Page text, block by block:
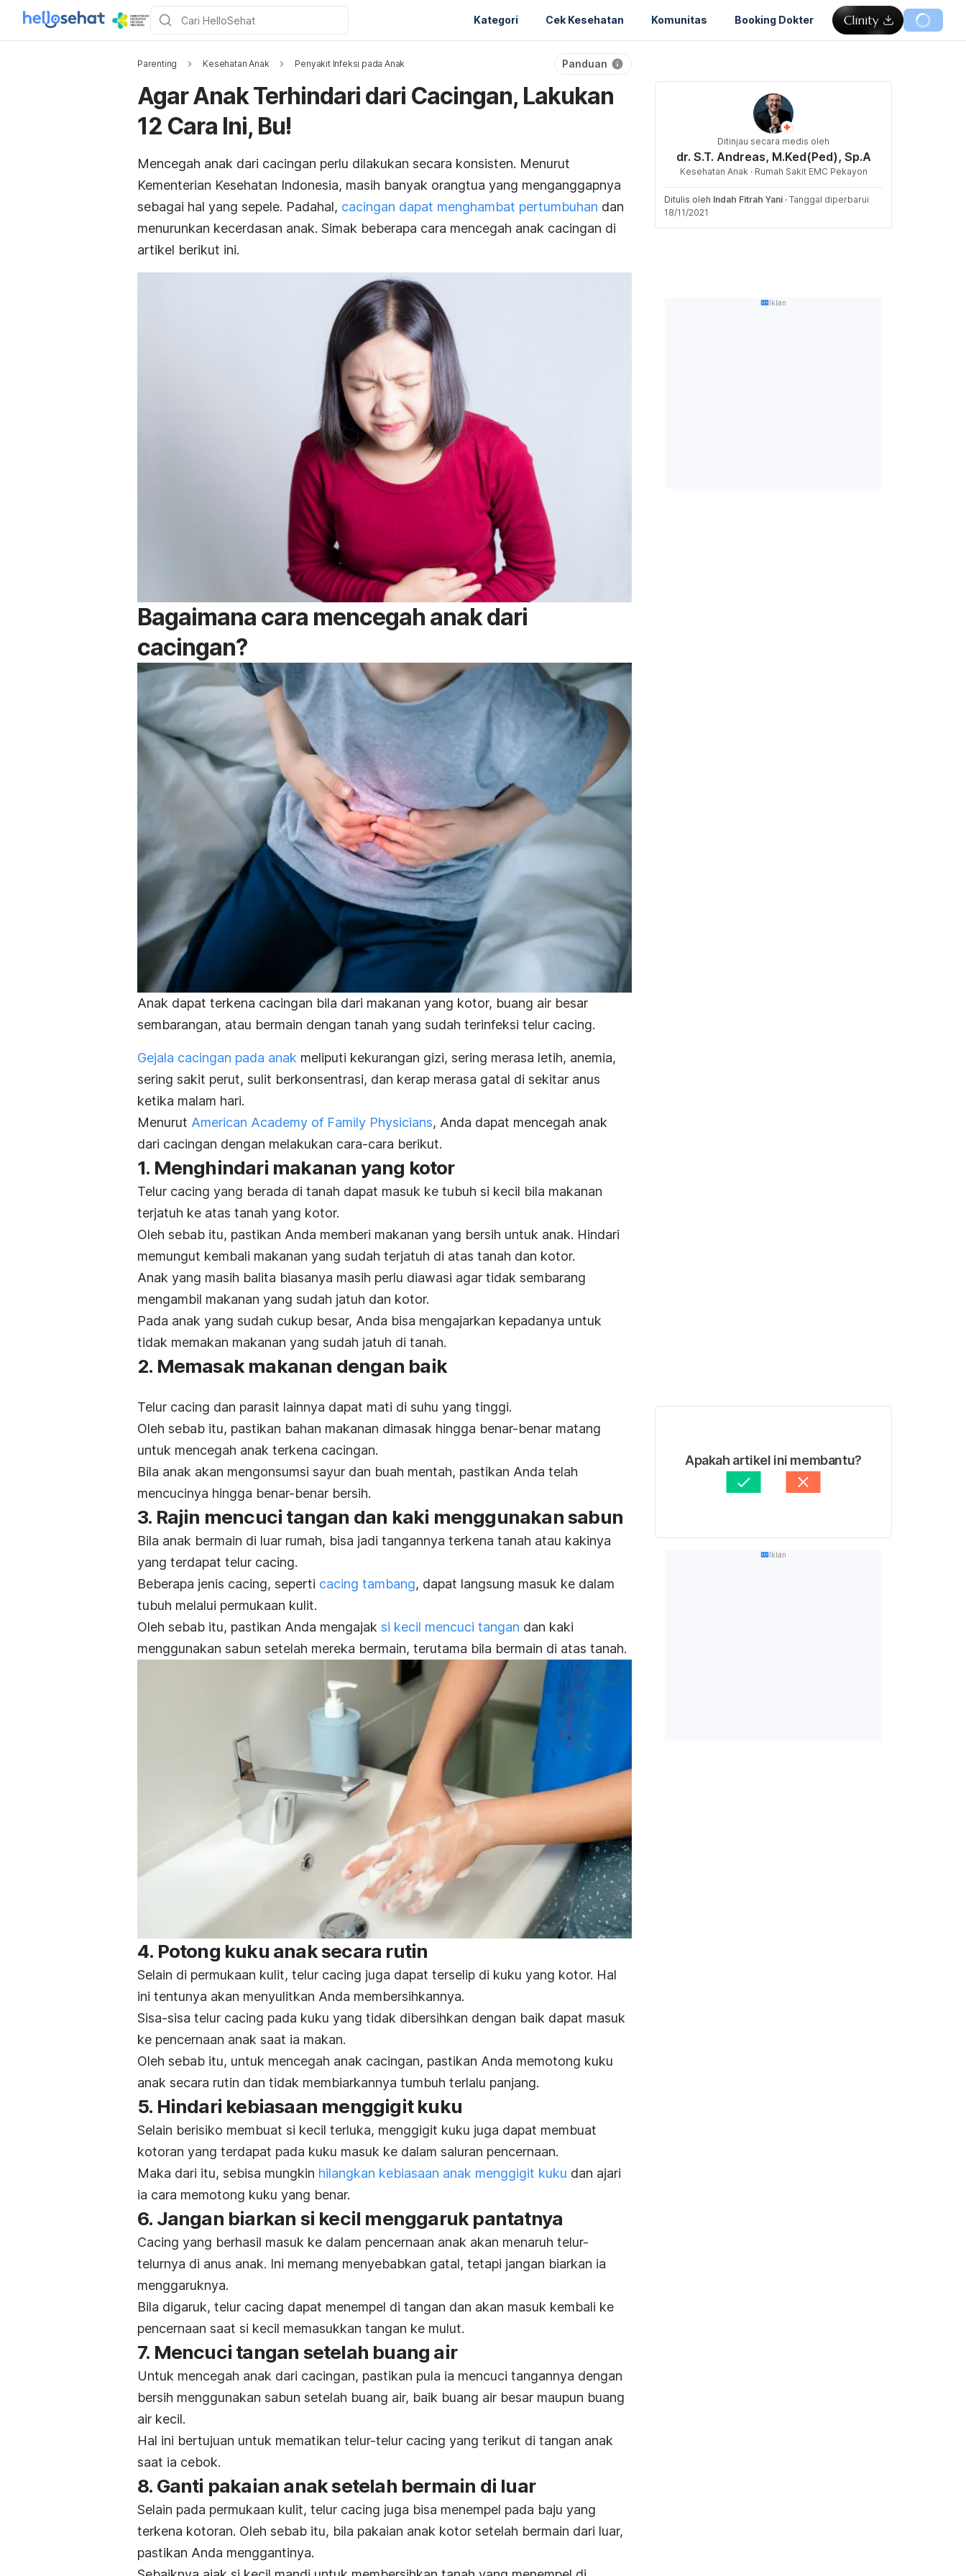
Kategori Cek Kesehatan Komunitas Booking Dokter
Parenting Kesehatan Anak Penyakit Infeksi pada Anak Panduan
Agar Anak Terhindari dari Cacingan, Lakukan
12 Cara Ini, Bu!
Mencegah anak dari cacingan perlu dilakukan secara konsisten. Menurut
Kementerian Kesehatan Indonesia, masih banyak orangtua yang menganggapnya
sebagai hal yang sepele. Padahal, cacingan dapat menghambat pertumbuhan dan
menurunkan kecerdasan anak. Simak beberapa cara mencegah anak cacingan di
artikel berikut ini.
Bagaimana cara mencegah anak dari
cacingan?
Anak dapat terkena cacingan bila dari makanan yang kotor, buang air besar
sembarangan, atau bermain dengan tanah yang sudah terinfeksi telur cacing.
Gejala cacingan pada anak meliputi kekurangan gizi, sering merasa letih, anemia,
sering sakit perut, sulit berkonsentrasi, dan kerap merasa gatal di sekitar anus
ketika malam hari.
Menurut American Academy of Family Physicians, Anda dapat mencegah anak
dari cacingan dengan melakukan cara-cara berikut.
1. Menghindari makanan yang kotor
Telur cacing yang berada di tanah dapat masuk ke tubuh si kecil bila makanan
terjatuh ke atas tanah yang kotor.
Oleh sebab itu, pastikan Anda memberi makanan yang bersih untuk anak. Hindari
memungut kembali makanan yang sudah terjatuh di atas tanah dan kotor.
Anak yang masih balita biasanya masih perlu diawasi agar tidak sembarang
mengambil makanan yang sudah jatuh dan kotor.
Pada anak yang sudah cukup besar, Anda bisa mengajarkan kepadanya untuk
tidak memakan makanan yang sudah jatuh di tanah.
2. Memasak makanan dengan baik
Telur cacing dan parasit lainnya dapat mati di suhu yang tinggi.
Oleh sebab itu, pastikan bahan makanan dimasak hingga benar-benar matang
untuk mencegah anak terkena cacingan.
Bila anak akan mengonsumsi sayur dan buah mentah, pastikan Anda telah
mencucinya hingga benar-benar bersih.
3. Rajin mencuci tangan dan kaki menggunakan sabun
Bila anak bermain di luar rumah, bisa jadi tangannya terkena tanah atau kakinya
yang terdapat telur cacing.
Beberapa jenis cacing, seperti cacing tambang, dapat langsung masuk ke dalam
tubuh melalui permukaan kulit.
Oleh sebab itu, pastikan Anda mengajak si kecil mencuci tangan dan kaki
menggunakan sabun setelah mereka bermain, terutama bila bermain di atas tanah.
4. Potong kuku anak secara rutin
Selain di permukaan kulit, telur cacing juga dapat terselip di kuku yang kotor. Hal
ini tentunya akan menyulitkan Anda membersihkannya.
Sisa-sisa telur cacing pada kuku yang tidak dibersihkan dengan baik dapat masuk
ke pencernaan anak saat ia makan.
Oleh sebab itu, untuk mencegah anak cacingan, pastikan Anda memotong kuku
anak secara rutin dan tidak membiarkannya tumbuh terlalu panjang.
5. Hindari kebiasaan menggigit kuku
Selain berisiko membuat si kecil terluka, menggigit kuku juga dapat membuat
kotoran yang terdapat pada kuku masuk ke dalam saluran pencernaan.
Maka dari itu, sebisa mungkin hilangkan kebiasaan anak menggigit kuku dan ajari
ia cara memotong kuku yang benar.
6. Jangan biarkan si kecil menggaruk pantatnya
Cacing yang berhasil masuk ke dalam pencernaan anak akan menaruh telur-
telurnya di anus anak. Ini memang menyebabkan gatal, tetapi jangan biarkan ia
menggaruknya.
Bila digaruk, telur cacing dapat menempel di tangan dan akan masuk kembali ke
pencernaan saat si kecil memasukkan tangan ke mulut.
7. Mencuci tangan setelah buang air
Untuk mencegah anak dari cacingan, pastikan pula ia mencuci tangannya dengan
bersih menggunakan sabun setelah buang air, baik buang air besar maupun buang
air kecil.
Hal ini bertujuan untuk mematikan telur-telur cacing yang terikut di tangan anak
saat ia cebok.
8. Ganti pakaian anak setelah bermain di luar
Selain pada permukaan kulit, telur cacing juga bisa menempel pada baju yang
terkena kotoran. Oleh sebab itu, bila pakaian anak kotor setelah bermain dari luar,
pastikan Anda menggantinya.
Ditinjau secara medis oleh
dr. S.T. Andreas, M.Ked(Ped), Sp.A
Kesehatan Anak · Rumah Sakit EMC Pekayon
Ditulis oleh Indah Fitrah Yani · Tanggal diperbarui
18/11/2021
Iklan
Apakah artikel ini membantu?
Iklan